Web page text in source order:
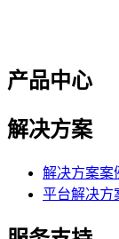
产品中心
解决方案
解决方案案
平台解决方